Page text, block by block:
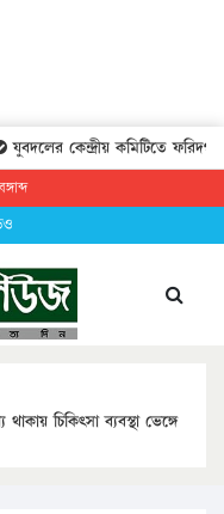
কেন্দ্রীয় কমিটিতে
চিকিৎসা ব্যবস্থা ভেঙ্গে